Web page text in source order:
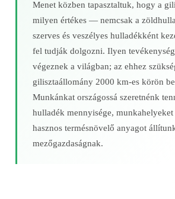
Menet közben tapasztaltuk, hogy a
milyen értékes — nemcsak a
szerves és veszélyes hulladékként
fel tudják dolgozni. Ilyen
végeznek a világban; az ehhez
gilisztaállomány 2000 km‑es körön
Munkánkat országossá szeretnénk
hulladék mennyisége, munkahelyeket
hasznos termésnövelő anyagot
mezőgazdaságnak.